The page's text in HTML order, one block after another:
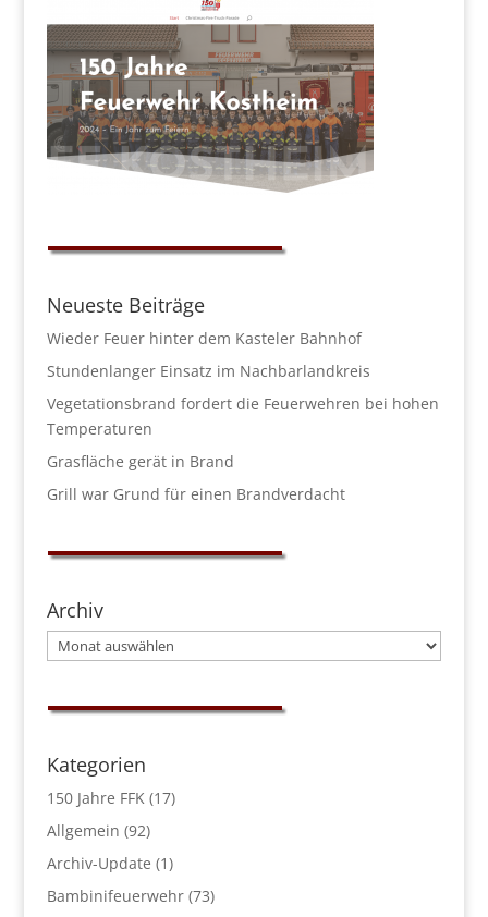
Neueste Beiträge
Wieder Feuer hinter dem Kasteler Bahnhof
Stundenlanger Einsatz im Nachbarlandkreis
Vegetationsbrand fordert die Feuerwehren bei hohen
Temperaturen
Grasfläche gerät in Brand
Grill war Grund für einen Brandverdacht
Archiv
Archiv
Kategorien
150 Jahre FFK(17)
Allgemein (92)
Archiv-Update (1)
Bambinifeuerwehr(73)